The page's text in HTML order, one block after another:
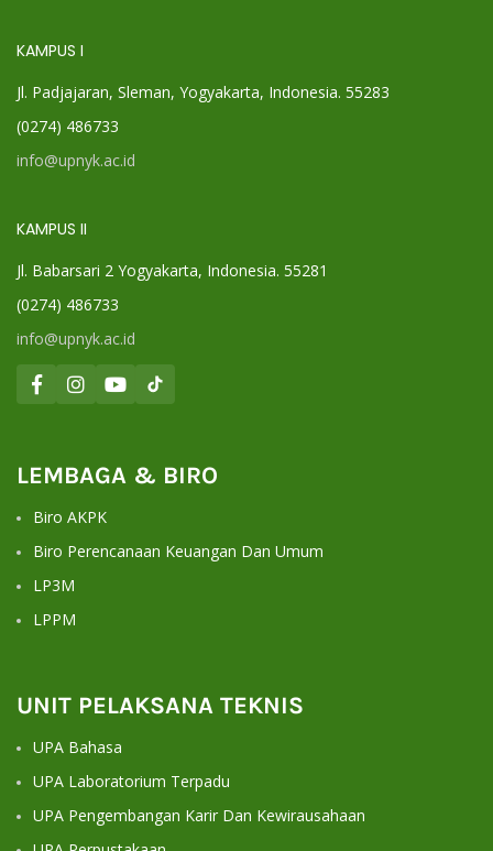
KAMPUS I
Jl. Padjajaran, Sleman, Yogyakarta, Indonesia. 55283
(0274) 486733
info@upnyk.ac.id
KAMPUS II
Jl. Babarsari 2 Yogyakarta, Indonesia. 55281
(0274) 486733
info@upnyk.ac.id
LEMBAGA & BIRO
Biro AKPK
Biro Perencanaan Keuangan Dan Umum
LP3M
LPPM
UNIT PELAKSANA TEKNIS
UPA Bahasa
UPA Laboratorium Terpadu
UPA Pengembangan Karir Dan Kewirausahaan